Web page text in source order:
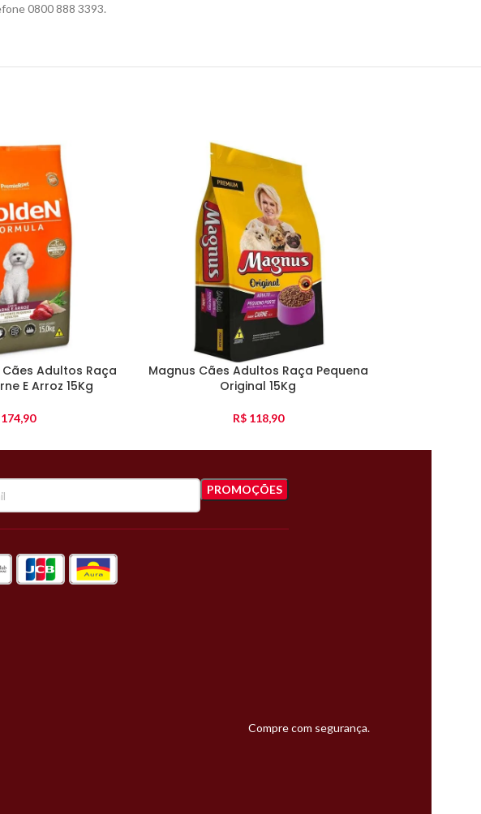
0800 888 3393.
Adultos Raça
E Arroz 15Kg
174,90
Magnus Cães Adultos Raça Pequena
Original 15Kg
R$118,90
Compre com segurança.